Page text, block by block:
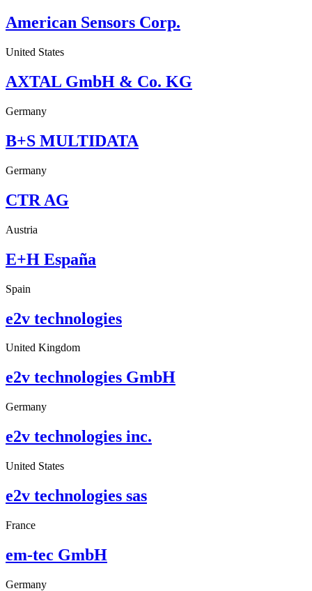
American Sensors Corp.
United States
AXTAL GmbH & Co. KG
Germany
B+S MULTIDATA
Germany
CTR AG
Austria
E+H España
Spain
e2v technologies
United Kingdom
e2v technologies GmbH
Germany
e2v technologies inc.
United States
e2v technologies sas
France
em-tec GmbH
Germany